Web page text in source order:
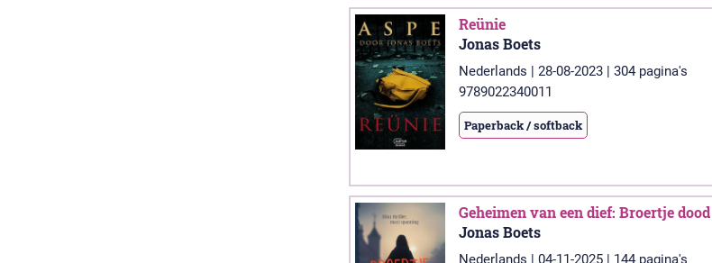
Reünie
Jonas Boets
Nederlands | 28-08-2023 | 304 pagina's
9789022340011
Paperback / softback
Geheimen van een dief: Broertje dood
Jonas Boets
Nederlands | 04-11-2025 | 144 pagina's